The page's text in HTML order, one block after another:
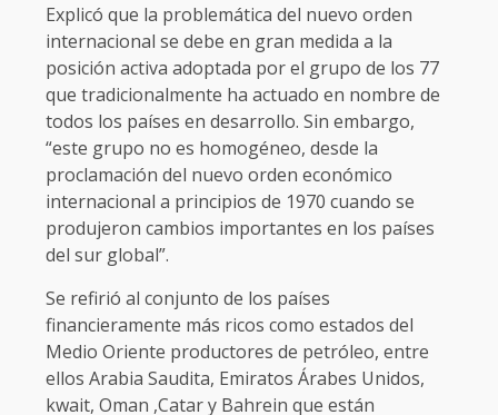
Explicó que la problemática del nuevo orden
internacional se debe en gran medida a la
posición activa adoptada por el grupo de los 77
que tradicionalmente ha actuado en nombre de
todos los países en desarrollo. Sin embargo,
“este grupo no es homogéneo, desde la
proclamación del nuevo orden económico
internacional a principios de 1970 cuando se
produjeron cambios importantes en los países
del sur global”.
Se refirió al conjunto de los países
financieramente más ricos como estados del
Medio Oriente productores de petróleo, entre
ellos Arabia Saudita, Emiratos Árabes Unidos,
kwait, Oman ,Catar y Bahrein que están